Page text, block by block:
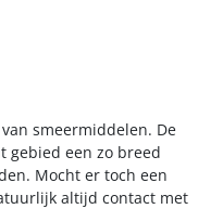
smeermiddelen. De
gebied een zo breed
Mocht er toch een
altijd contact met